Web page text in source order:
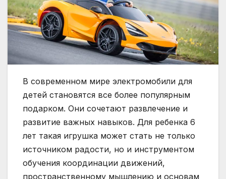
В современном мире электромобили для
детей становятся все более популярным
подарком. Они сочетают развлечение и
развитие важных навыков. Для ребенка 6
лет такая игрушка может стать не только
источником радости, но и инструментом
обучения координации движений,
пространственному мышлению и основам